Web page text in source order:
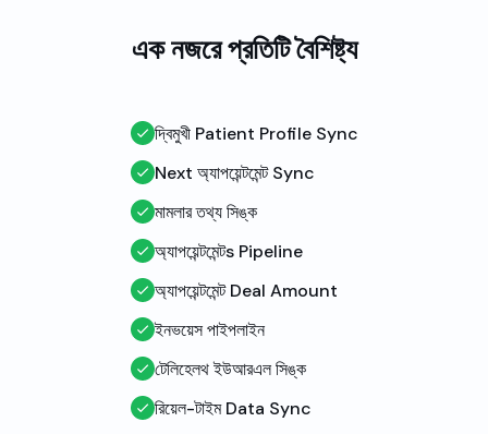
এক নজরে প্রতিটি বৈশিষ্ট্য
দ্বিমুখী Patient Profile Sync
Next অ্যাপয়েন্টমেন্ট Sync
মামলার তথ্য সিঙ্ক
অ্যাপয়েন্টমেন্টs Pipeline
অ্যাপয়েন্টমেন্ট Deal Amount
ইনভয়েস পাইপলাইন
টেলিহেলথ ইউআরএল সিঙ্ক
রিয়েল-টাইম Data Sync